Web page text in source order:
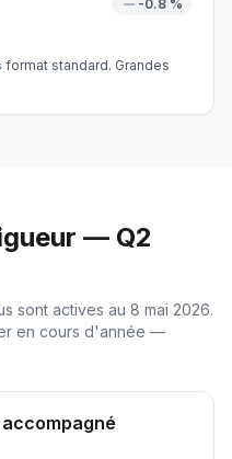
-0.8 %
standard. Grandes
— Q2
sont actives au 8 mai 2026.
en cours d'année —